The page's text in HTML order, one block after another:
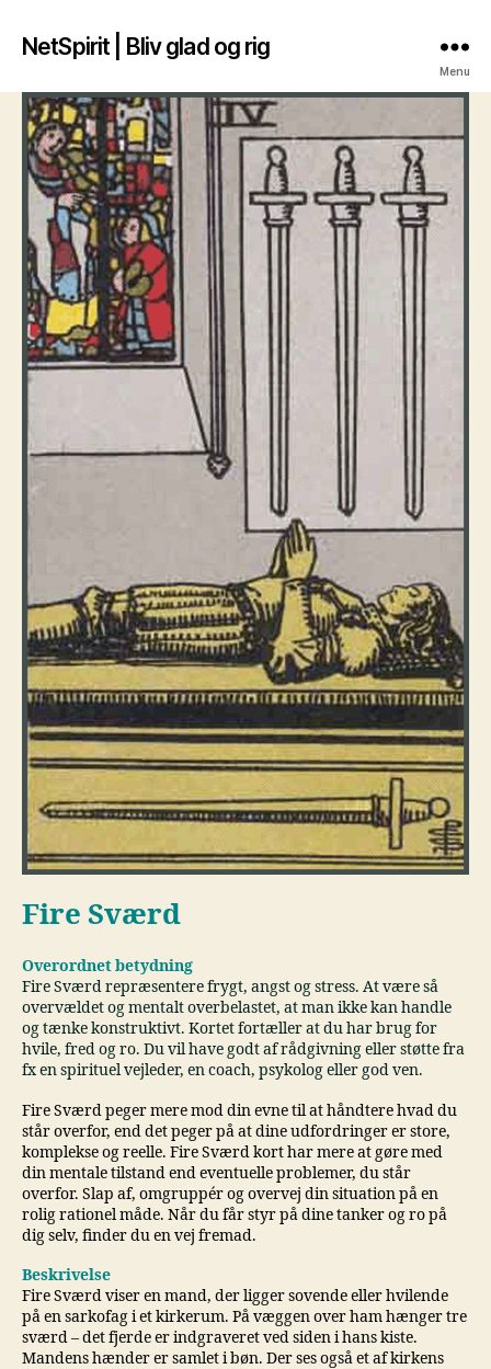
NetSpirit | Bliv glad og rig
Menu
Fire Sværd
Overordnet betydning
Fire Sværd repræsentere frygt, angst og stress. At være så
overvældet og mentalt overbelastet, at man ikke kan handle
og tænke konstruktivt. Kortet fortæller at du har brug for
hvile, fred og ro. Du vil have godt af rådgivning eller støtte fra
fx en spirituel vejleder, en coach, psykolog eller god ven.
Fire Sværd peger mere mod din evne til at håndtere hvad du
står overfor, end det peger på at dine udfordringer er store,
komplekse og reelle. Fire Sværd kort har mere at gøre med
din mentale tilstand end eventuelle problemer, du står
overfor. Slap af, omgruppér og overvej din situation på en
rolig rationel måde. Når du får styr på dine tanker og ro på
dig selv, finder du en vej fremad.
Beskrivelse
Fire Sværd viser en mand, der ligger sovende eller hvilende
på en sarkofag i et kirkerum. På væggen over ham hænger tre
sværd – det fjerde er indgraveret ved siden i hans kiste.
Mandens hænder er samlet i bøn. Der ses også et af kirkens